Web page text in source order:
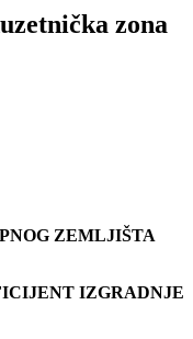
zona
ZEMLJIŠTA
IZGRADNJE